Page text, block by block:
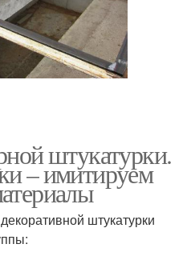
штукатурки.
– имитируем
штукатурки